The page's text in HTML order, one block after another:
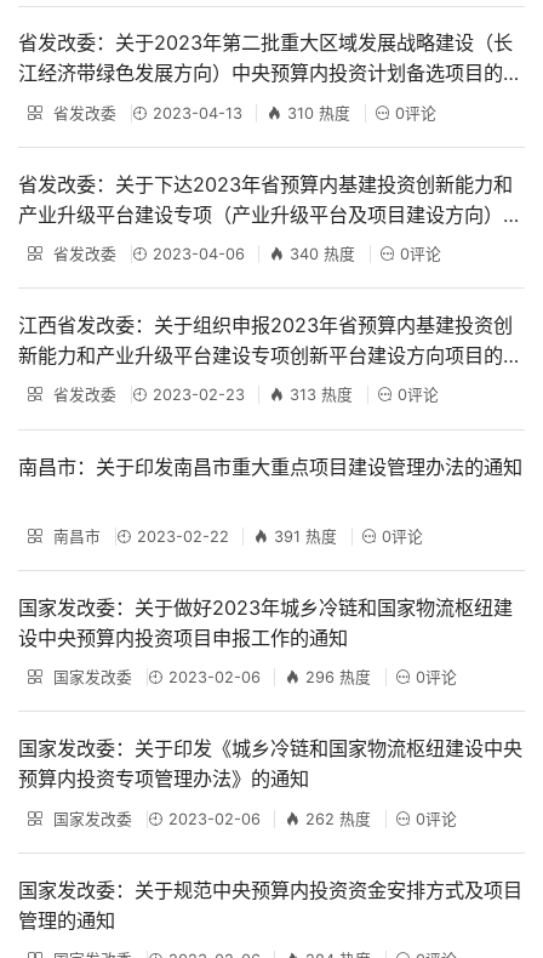
省发改委：关于2023年第二批重大区域发展战略建设（长
江经济带绿色发展方向）中央预算内投资计划备选项目的公
示
省发改委 2023-04-13 310 热度 0评论
省发改委：关于下达2023年省预算内基建投资创新能力和
产业升级平台建设专项（产业升级平台及项目建设方向）投
资计划的通知
省发改委 2023-04-06 340 热度 0评论
江西省发改委：关于组织申报2023年省预算内基建投资创
新能力和产业升级平台建设专项创新平台建设方向项目的通
知
省发改委 2023-02-23 313 热度 0评论
南昌市：关于印发南昌市重大重点项目建设管理办法的通知
南昌市 2023-02-22 391 热度 0评论
国家发改委：关于做好2023年城乡冷链和国家物流枢纽建
设中央预算内投资项目申报工作的通知
国家发改委 2023-02-06 296 热度 0评论
国家发改委：关于印发《城乡冷链和国家物流枢纽建设中央
预算内投资专项管理办法》的通知
国家发改委 2023-02-06 262 热度 0评论
国家发改委：关于规范中央预算内投资资金安排方式及项目
管理的通知